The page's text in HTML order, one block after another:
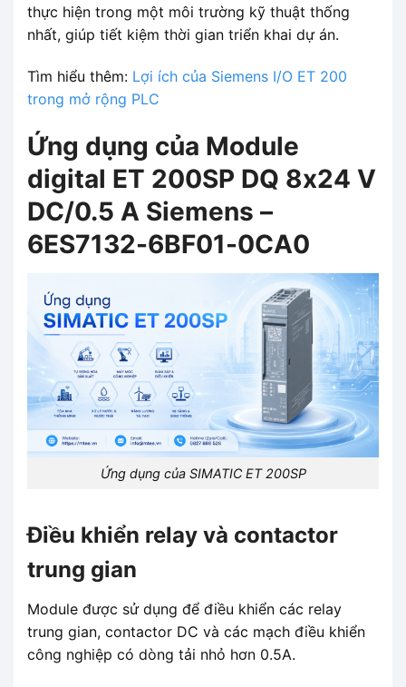
thực hiện trong một môi trường kỹ thuật thống
nhất, giúp tiết kiệm thời gian triển khai dự án.
Tìm hiểu thêm: Lợi ích của Siemens I/O ET 200
trong mở rộng PLC
Ứng dụng của Module
digital ET 200SP DQ 8x24 V
DC/0.5 A Siemens –
6ES7132-6BF01-0CA0
Ứng dụng của SIMATIC ET 200SP
Điều khiển relay và contactor
trung gian
Module được sử dụng để điều khiển các relay
trung gian, contactor DC và các mạch điều khiển
công nghiệp có dòng tải nhỏ hơn 0.5A.